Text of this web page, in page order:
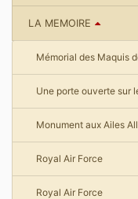
LA MEMOIRE
Mémorial des Maquis
Une porte ouverte sur
Monument aux Ailes
Royal Air Force
Royal Air Force